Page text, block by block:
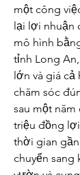
một công
lại lợi nhuận
mô hình
tỉnh Long
lớn và giá cả
chăm sóc
sau một
triệu đồng
thời gian
chuyển sang